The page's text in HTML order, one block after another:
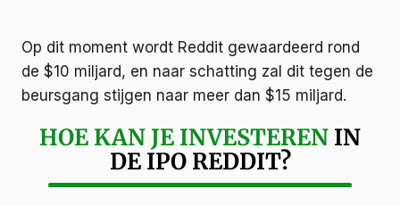
Op dit moment wordt Reddit gewaardeerd rond
de $10 miljard, en naar schatting zal dit tegen de
beursgang stijgen naar meer dan $15 miljard.
HOE KAN JE INVESTEREN IN
DE IPO REDDIT?